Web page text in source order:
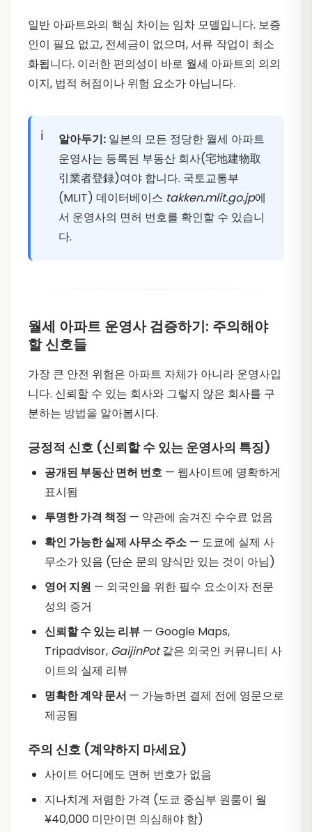
일반 아파트와의 핵심 차이는 임차 모델입니다. 보증
인이 필요 없고, 전세금이 없으며, 서류 작업이 최소
화됩니다. 이러한 편의성이 바로 월세 아파트의 의의
이지, 법적 허점이나 위험 요소가 아닙니다.
알아두기: 일본의 모든 정당한 월세 아파트
운영사는 등록된 부동산 회사(宅地建物取
引業者登録)여야 합니다. 국토교통부
(MLIT) 데이터베이스 takken.mlit.go.jp에
서 운영사의 면허 번호를 확인할 수 있습니
다.
월세 아파트 운영사 검증하기: 주의해야
할 신호들
가장 큰 안전 위험은 아파트 자체가 아니라 운영사입
니다. 신뢰할 수 있는 회사와 그렇지 않은 회사를 구
분하는 방법을 알아봅시다.
긍정적 신호 (신뢰할 수 있는 운영사의 특징)
공개된 부동산 면허 번호 — 웹사이트에 명확하게
표시됨
투명한 가격 책정 — 약관에 숨겨진 수수료 없음
확인 가능한 실제 사무소 주소 — 도쿄에 실제 사
무소가 있음 (단순 문의 양식만 있는 것이 아님)
영어 지원 — 외국인을 위한 필수 요소이자 전문
성의 증거
신뢰할 수 있는 리뷰 — Google Maps,
Tripadvisor, GaijinPot같은 외국인 커뮤니티 사
이트의 실제 리뷰
명확한 계약 문서 — 가능하면 결제 전에 영문으로
제공됨
주의 신호 (계약하지 마세요)
사이트 어디에도 면허 번호가 없음
지나치게 저렴한 가격 (도쿄 중심부 원룸이 월
¥40,000 미만이면 의심해야 함)